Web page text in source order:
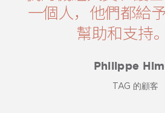
一個人，他們都給
幫助和支持。
Philippe
TAG 的顧客